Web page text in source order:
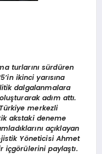
turlarını sürdüren
’in ikinci yarısına
dalgalanmalara
adım attı.
merkezli
akstaki deneme
açıklayan
Yöneticisi Ahmet
içgörülerini paylaştı.